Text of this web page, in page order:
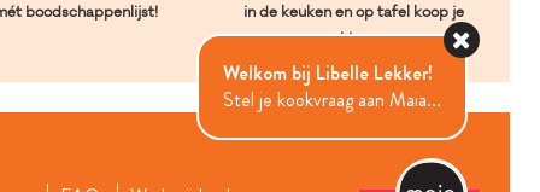
boodschappenlijst!
in de keuken en op tafel koop je
hier.
Welkom bij Libelle Lekker!
Stel je kookvraag aan Maia...